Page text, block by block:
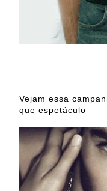
Vejam essa
que espetáculo